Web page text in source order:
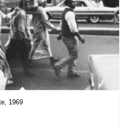
1969